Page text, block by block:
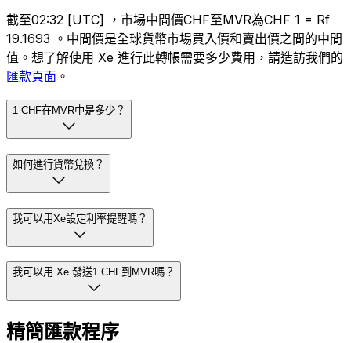
截至02:32 [UTC] ，市場中間價CHF至MVR為CHF 1 = Rf
19.1693 。中間價是全球貨幣市場買入價和賣出價之間的中間
值。想了解使用 Xe 進行此轉帳需要多少費用，請造訪我們的
匯款頁面 。
1 CHF在MVR中是多少？
如何進行貨幣兌換？
我可以用Xe設定利率提醒嗎？
我可以用 Xe 發送1 CHF到MVR嗎？
精簡匯款程序